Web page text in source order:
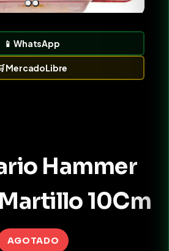
📱WhatsApp
MercadoLibre
Hammer
10Cm
AGOTADO